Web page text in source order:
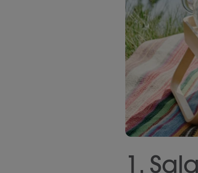
1.